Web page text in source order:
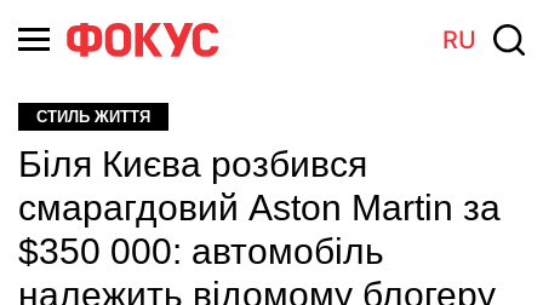
RU
СТИЛЬ ЖИТТЯ
Біля Києва розбився
смарагдовий Aston Martin за
$350 000: автомобіль
належить відомому блогеру